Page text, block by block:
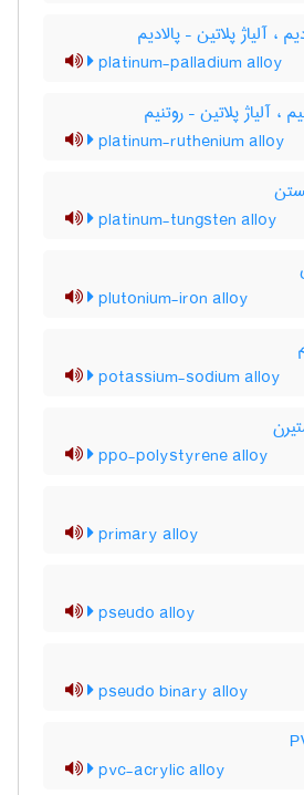
، آلیاژ پلاتین – پالادیم
platinum-palladium alloy
، آلیاژ پلاتین – روتنیم
platinum-ruthenium alloy
platinum-tungsten alloy
plutonium-iron alloy
potassium-sodium alloy
ppo-polystyrene alloy
primary alloy
pseudo alloy
pseudo binary alloy
pvc-acrylic alloy